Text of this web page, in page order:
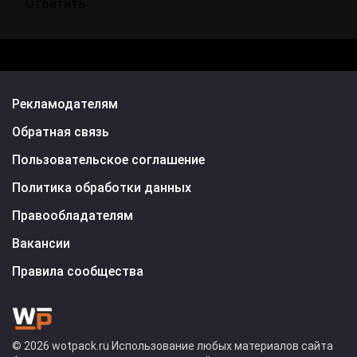
Рекламодателям
Обратная связь
Пользовательское соглашение
Политика обработки данных
Правообладателям
Вакансии
Правила сообщества
© 2026 wotpack.ru Использование любых материалов сайта